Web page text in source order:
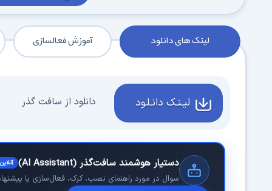
لینک های دانلود آموزش فعالسازی
لیـنـک دانـلـود دانلود از سافت گذر
دستیار هوشمند سافت‌گذر (AI Assistant) آنلاین
سوال در مورد راهنمای نصب، کرک، فعال‌سازی یا